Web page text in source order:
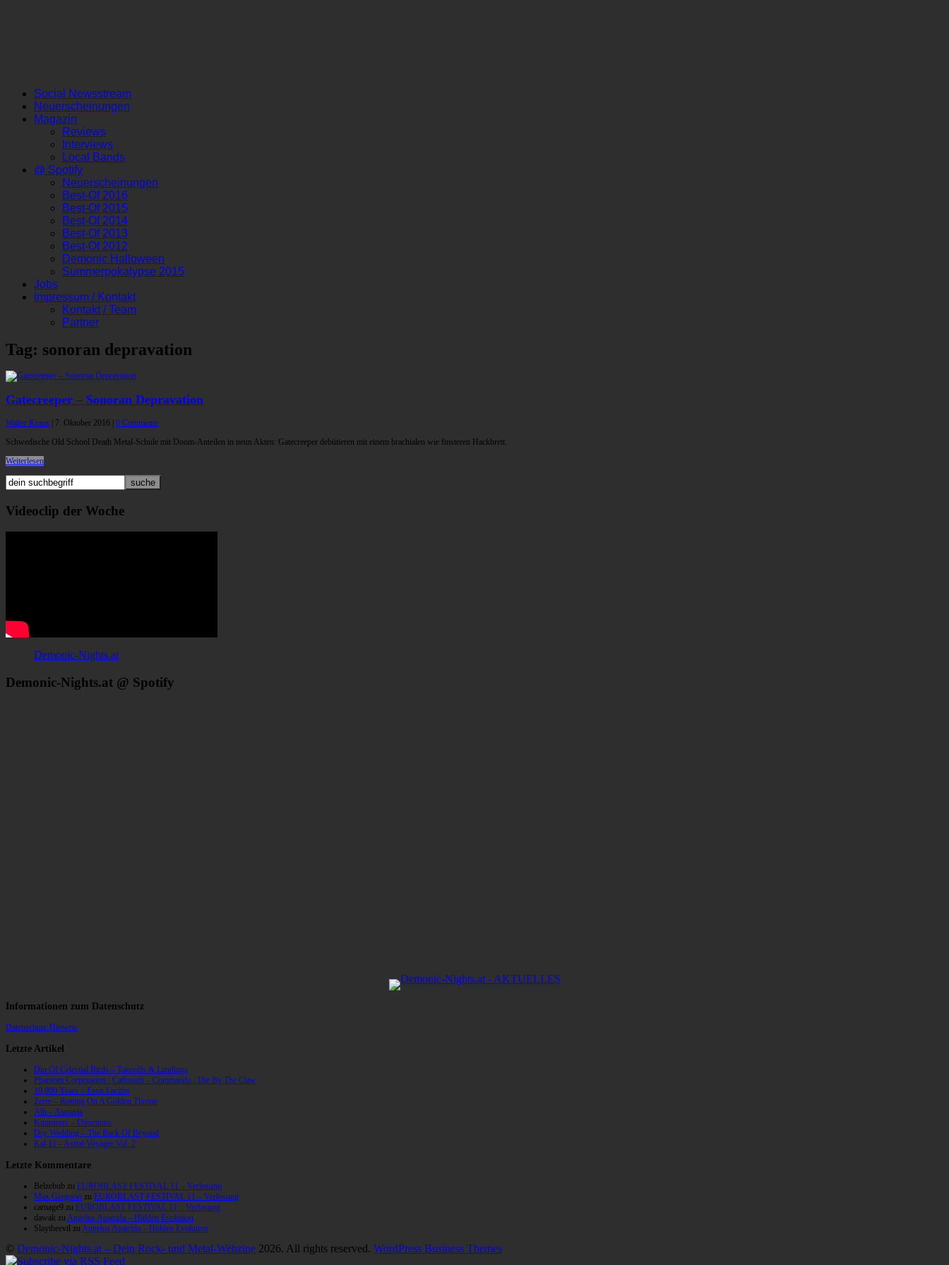
Social Newsstream
Neuerscheinungen
Magazin
Reviews
Interviews
Local Bands
@ Spotify
Neuerscheinungen
Best-Of 2016
Best-Of 2015
Best-Of 2014
Best-Of 2013
Best-Of 2012
Demonic Halloween
Summerpokalypse 2015
Jobs
Impressum / Kontakt
Kontakt / Team
Partner
Tag: sonoran depravation
Gatecreeper – Sonoran Depravation
Walter Kraus 7. Oktober 2016 0 Comments
Schwedische Old School Death Metal-Schule mit Doom-Anteilen in neun Akten: Gatecreeper debütieren mit einem brachialen wie finsteren Hackbrett.
Weiterlesen
Videoclip der Woche
Demonic-Nights.at
Demonic-Nights.at @ Spotify
Informationen zum Datenschutz
Datenschutz-Hinweis
Letzte Artikel
Din Of Celestial Birds – Takeoffs & Landings
Phantom Corporation / Catbreath – Commando / Die By The Claw
10,000 Years – Esox Lucifer
Zerre – Rotting On A Golden Throne
Allt – Ataraxia
Knumears – Directions
Dry Wedding – The Back Of Beyond
Kal-El – Astral Voyager Vol. 2
Letzte Kommentare
Belzebub zu EUROBLAST FESTIVAL 11 – Verlosung
Max Gregorio zu EUROBLAST FESTIVAL 11 – Verlosung
carnage9 zu EUROBLAST FESTIVAL 11 – Verlosung
dawak zu Angelus Apatrida – Hidden Evolution
Slaytheevil zu Angelus Apatrida – Hidden Evolution
© Demonic-Nights.at – Dein Rock- und Metal-Webzine 2026. All rights reserved. WordPress Business Themes